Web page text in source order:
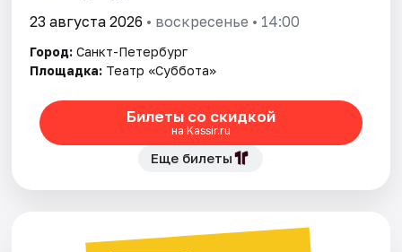
23 августа 2026 • воскресенье • 14:00
Город: Санкт-Петербург
Площадка: Театр «Суббота»
Билеты со скидкой
на Kassir.ru
Еще билеты